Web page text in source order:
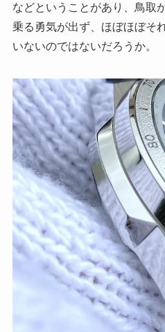
などということがあり、鳥取
乗る勇気が出ず、ほぼほぼそ
いないのではないだろうか。